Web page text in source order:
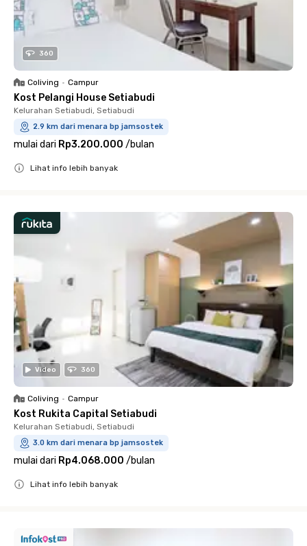
360
Coliving • Campur
Kost Pelangi House Setiabudi
Kelurahan Setiabudi, Setiabudi
2.9 km dari menara bp jamsostek
mulai dari Rp3.200.000 /bulan
Lihat info lebih banyak
Video 360
Coliving • Campur
Kost Rukita Capital Setiabudi
Kelurahan Setiabudi, Setiabudi
3.0 km dari menara bp jamsostek
mulai dari Rp4.068.000 /bulan
Lihat info lebih banyak